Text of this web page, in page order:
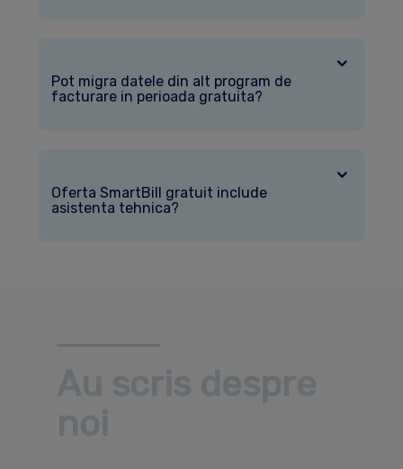
Pot migra datele din alt program de
facturare in perioada gratuita?
Oferta SmartBill gratuit include
asistenta tehnica?